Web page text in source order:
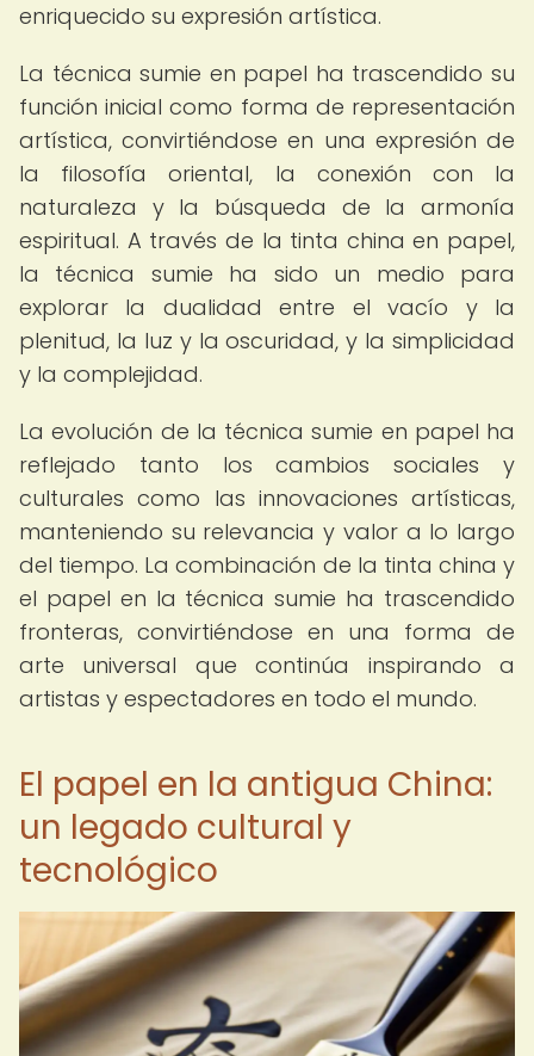
enriquecido su expresión artística.
La técnica sumie en papel ha trascendido su
función inicial como forma de representación
artística, convirtiéndose en una expresión de
la filosofía oriental, la conexión con la
naturaleza y la búsqueda de la armonía
espiritual. A través de la tinta china en papel,
la técnica sumie ha sido un medio para
explorar la dualidad entre el vacío y la
plenitud, la luz y la oscuridad, y la simplicidad
y la complejidad.
La evolución de la técnica sumie en papel ha
reflejado tanto los cambios sociales y
culturales como las innovaciones artísticas,
manteniendo su relevancia y valor a lo largo
del tiempo. La combinación de la tinta china y
el papel en la técnica sumie ha trascendido
fronteras, convirtiéndose en una forma de
arte universal que continúa inspirando a
artistas y espectadores en todo el mundo.
El papel en la antigua China:
un legado cultural y
tecnológico